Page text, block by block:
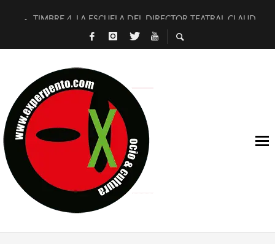
TIMBRE 4, LA ESCUELA DEL DIRECTOR TEATRAL CLAUDIO
30 AÑOS (NO ES NADA) DE LA KATARSIS DEL TOMATAZO
D’BALDOMEROS REINVENTAN [BITÁCORA 3.0] EN EXVITA
MARSHALL FLASH PRESENTA EN EXVITA [RELATIVA
JOFRE BARDAGÍ EN EXVITA INTERPRETANDO A SERRAT
YORCH PRESENTA [CURSO DE ARMONÍA PERSECUTORIA]
MAGALÍ SARE NOS EXPLICA [DESCASADA]
«NO TENGO PUTOS SUEÑOS»